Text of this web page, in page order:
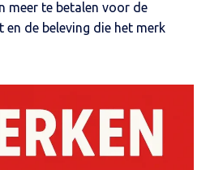
meer te betalen voor de
de beleving die het merk